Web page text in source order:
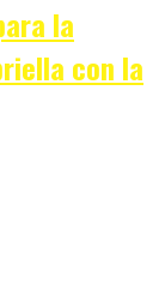
la
con la